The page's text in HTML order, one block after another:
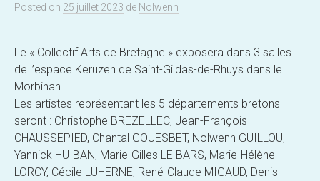
Posted on 25 juillet 2023 de Nolwenn
Le « Collectif Arts de Bretagne » exposera dans 3 salles
de l’espace Keruzen de Saint-Gildas-de-Rhuys dans le
Morbihan.
Les artistes représentant les 5 départements bretons
seront : Christophe BREZELLEC, Jean-François
CHAUSSEPIED, Chantal GOUESBET, Nolwenn GUILLOU,
Yannick HUIBAN, Marie-Gilles LE BARS, Marie-Hélène
LORCY, Cécile LUHERNE, René-Claude MIGAUD, Denis